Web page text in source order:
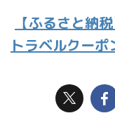
【ふるさと納
トラベルクー